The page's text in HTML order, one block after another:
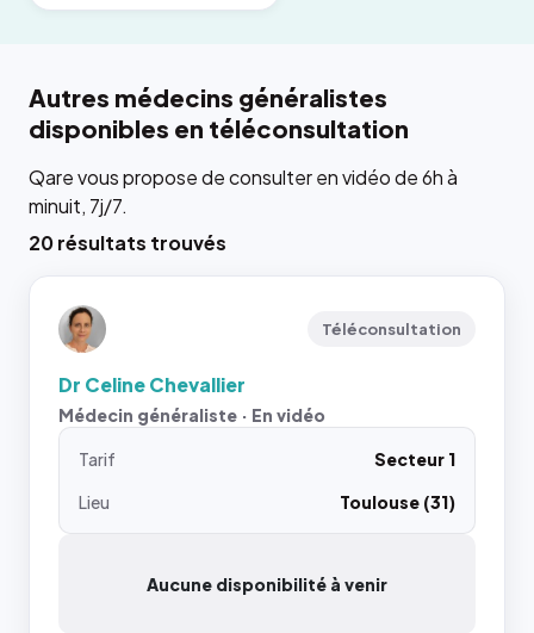
Autres médecins généralistes
disponibles en téléconsultation
Qare vous propose de consulter en vidéo de 6h à
minuit, 7j/7.
20 résultats trouvés
Téléconsultation
Dr Celine Chevallier
Médecin généraliste · En vidéo
Tarif
Secteur 1
Lieu
Toulouse (31)
Aucune disponibilité à venir